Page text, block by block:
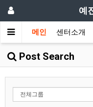
예
메인 센터소개
Post Search